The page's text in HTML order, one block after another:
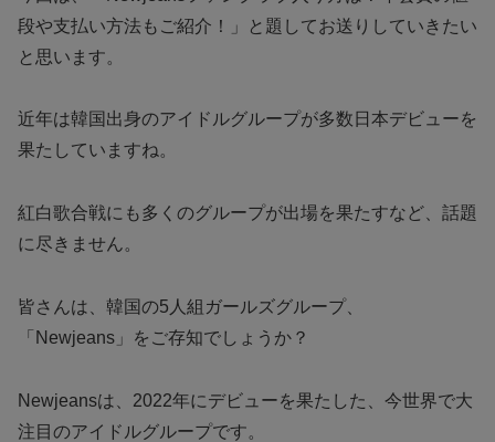
段や支払い方法もご紹介！」と題してお送りしていきたい
と思います。
近年は韓国出身のアイドルグループが多数日本デビューを
果たしていますね。
紅白歌合戦にも多くのグループが出場を果たすなど、話題
に尽きません。
皆さんは、韓国の5人組ガールズグループ、
「Newjeans」をご存知でしょうか？
Newjeansは、2022年にデビューを果たした、今世界で大
注目のアイドルグループです。